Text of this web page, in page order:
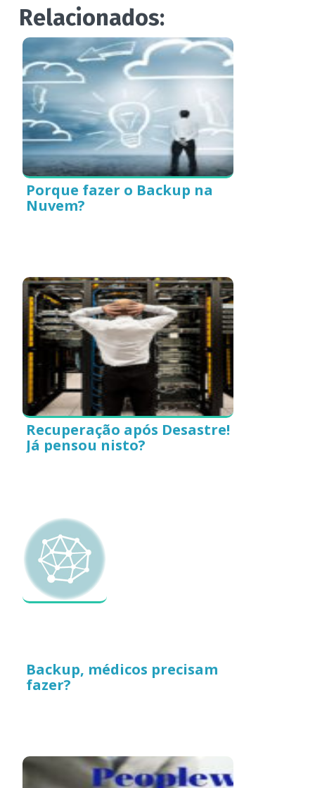
Relacionados:
Porque fazer o Backup na
Nuvem?
Recuperação após Desastre!
Já pensou nisto?
Backup, médicos precisam
fazer?